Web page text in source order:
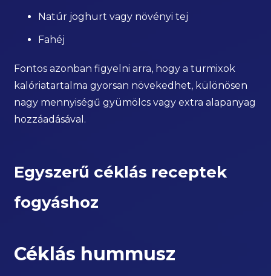
Natúr joghurt vagy növényi tej
Fahéj
Fontos azonban figyelni arra, hogy a turmixok
kalóriatartalma gyorsan növekedhet, különösen
nagy mennyiségű gyümölcs vagy extra alapanyag
hozzáadásával.
Egyszerű céklás receptek
fogyáshoz
Céklás hummusz